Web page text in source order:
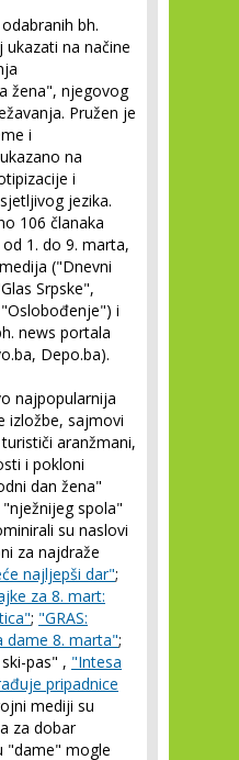
bh.
na načine
žena", njegovog
Pružen je
i
na
i
jezika.
106 članaka
1. do 9. marta,
("Dnevni
Srpske",
i
news portala
Depo.ba).
najpopularnija
izložbe, sajmovi
aranžmani,
i pokloni
dan žena"
spola"
su naslovi
za najdraže
najljepši dar";
za 8. mart:
; "GRAS:
dame 8. marta";
pas" , "Intesa
pripadnice
mediji su
za dobar
"dame" mogle